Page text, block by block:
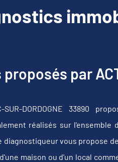
par
DORDOGNE 33890
réalisés sur
vous propose
maison ou d'un local